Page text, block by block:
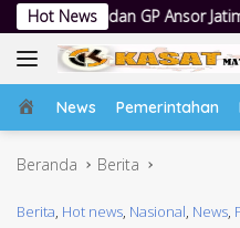
Langsung
ke
konten
Hot News
Ansor Jatim Jalin Kemitraan
Home
News Pemerintahan
Beranda Berita
Berita, Hot news, Nasional, News,